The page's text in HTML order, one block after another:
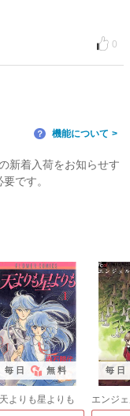
0
？ 機能について
新着入荷をお知らせす
要です。
毎日 無料
天よりも星よりも
毎日